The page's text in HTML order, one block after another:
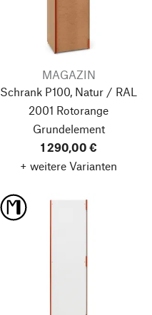
MAGAZIN
Schrank P100, Natur / RAL
2001 Rotorange
Grundelement
1 290,00 €
+ weitere Varianten